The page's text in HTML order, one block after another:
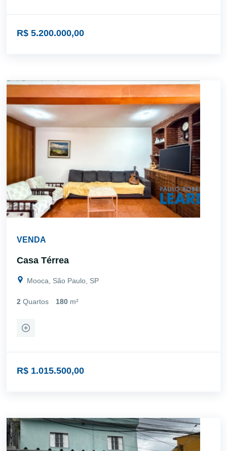
R$ 5.200.000,00
VENDA
Casa Térrea
Mooca, São Paulo, SP
2 Quartos 180 m²
R$ 1.015.500,00